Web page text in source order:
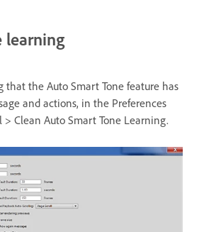
learning
that the Auto Smart Tone feature has
and actions, in the Preferences
Clean Auto Smart Tone Learning.